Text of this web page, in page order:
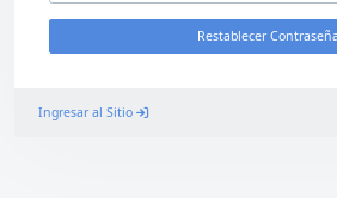
Restablecer Contraseña
Ingresar al Sitio